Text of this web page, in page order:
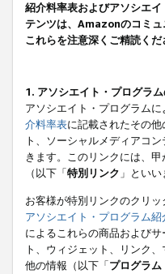
紹介料率表およびアソシエ
テンツは、Amazonのコミュ
これらを注意深くご精読くだ
1. アソシエイト・プログラ
アソシエイト・プログラムに
介料率表に記載されたその
ト、ソーシャルメディアコ
きます。このリンクには、
（以下「特別リンク 」といい
お客様が特別リンクのクリ
アソシエイト・プログラム紹
によるこれらの商品および
ト、ウィジェット、リンク
他の情報（以下「プログラム